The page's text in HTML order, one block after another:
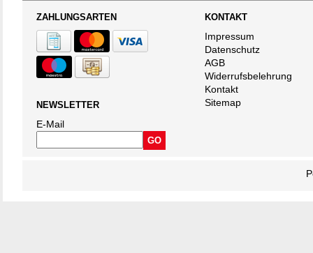
ZAHLUNGSARTEN
NEWSLETTER
E-Mail
KONTAKT
Impressum
Datenschutz
AGB
Widerrufsbelehrung
Kontakt
Sitemap